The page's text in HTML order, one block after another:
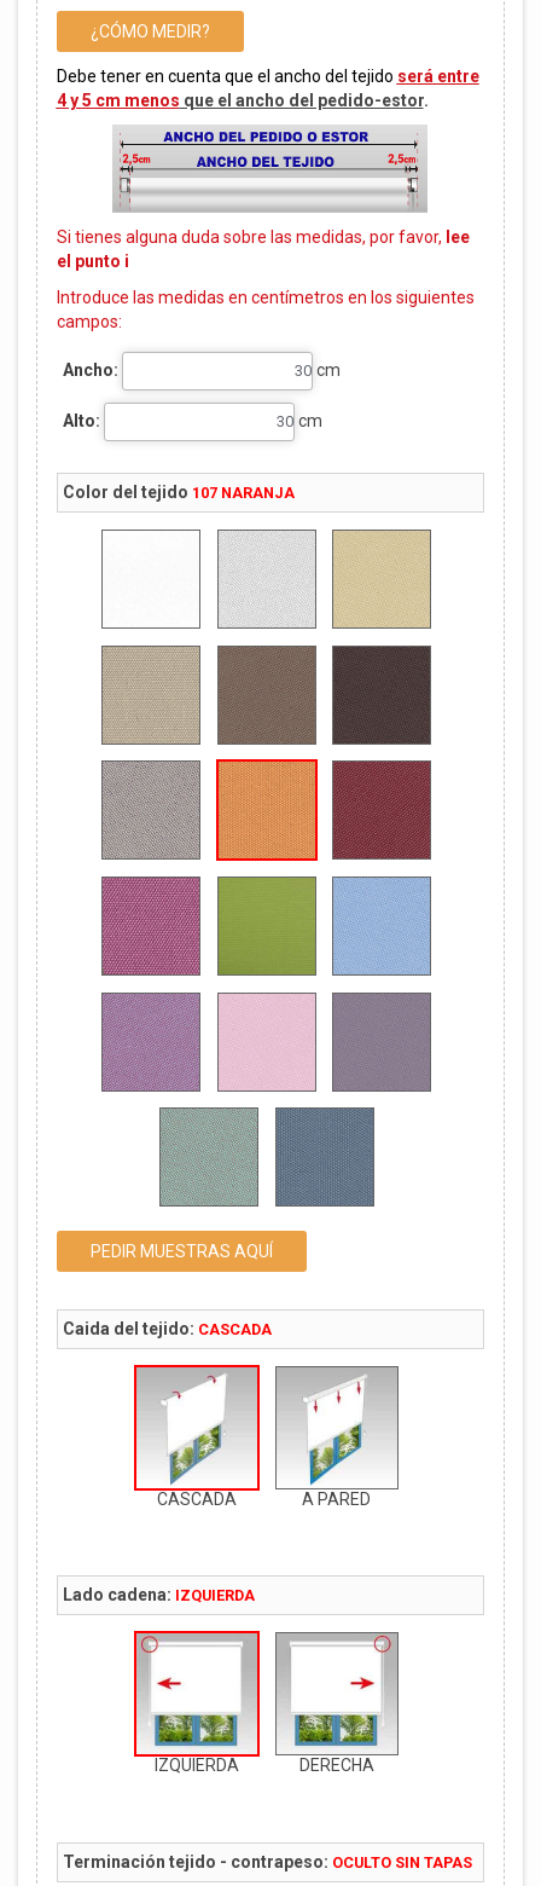
¿CÓMO MEDIR?
Debe tener en cuenta que el ancho del tejido será entre
4 y 5 cm menos que el ancho del pedido-estor.
Si tienes alguna duda sobre las medidas, por favor, lee
el punto i
Introduce las medidas en centímetros en los siguientes
campos:
Ancho: cm
Alto: cm
Color del tejido 107 NARANJA
PEDIR MUESTRAS AQUÍ
Caida del tejido: CASCADA
CASCADA A PARED
Lado cadena: IZQUIERDA
IZQUIERDA DERECHA
Terminación tejido - contrapeso: OCULTO SIN TAPAS